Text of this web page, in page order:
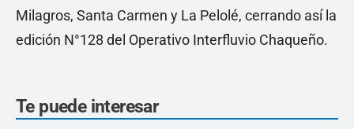
Milagros, Santa Carmen y La Pelolé, cerrando así la
edición N°128 del Operativo Interfluvio Chaqueño.
Te puede interesar